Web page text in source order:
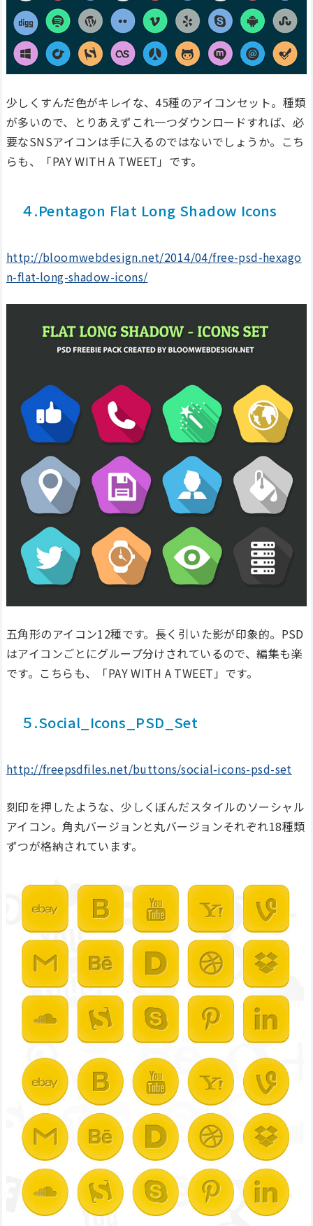
少しくすんだ色がキレイな、45種のアイコンセット。種類
が多いので、とりあえずこれ一つダウンロードすれば、必
要なSNSアイコンは手に入るのではないでしょうか。こち
らも、「PAY WITH A TWEET」です。
４.Pentagon Flat Long Shadow Icons
http://bloomwebdesign.net/2014/04/free-psd-hexago
n-flat-long-shadow-icons/
五角形のアイコン12種です。長く引いた影が印象的。PSD
はアイコンごとにグループ分けされているので、編集も楽
です。こちらも、「PAY WITH A TWEET」です。
５.Social_Icons_PSD_Set
http://freepsdfiles.net/buttons/social-icons-psd-set
刻印を押したような、少しくぼんだスタイルのソーシャル
アイコン。角丸バージョンと丸バージョンそれぞれ18種類
ずつが格納されています。